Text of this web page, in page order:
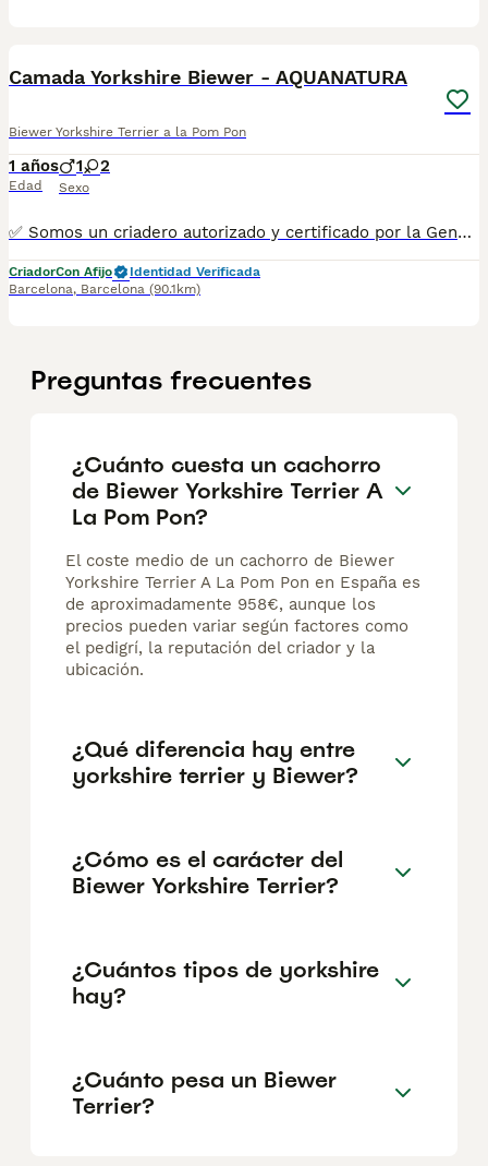
Camada Yorkshire Biewer - AQUANATURA
Biewer Yorkshire Terrier a la Pom Pon
1 años
Edad
1 2
Sexo
✅ Somos un criadero autorizado y certificado por la Generalitat de Catalunya. ☎️ 933095977 📱 685878504 💻 www.aquanatura.es 🚙 Hacemos envíos Se entregan con la mayoría de sus vacunas, desparasitados interna y externamente, con microchip y su registro, cartilla sanitaria y contrato de garantías, bajo la supervisión de nuestro equipo veterinario.
CriadorCon Afijo
Identidad Verificada
Barcelona, Barcelona (90.1km)
Preguntas frecuentes
¿Cuánto cuesta un cachorro
de Biewer Yorkshire Terrier A
La Pom Pon?
El coste medio de un cachorro de Biewer
Yorkshire Terrier A La Pom Pon en España es
de aproximadamente 958€, aunque los
precios pueden variar según factores como
el pedigrí, la reputación del criador y la
ubicación.
¿Qué diferencia hay entre
yorkshire terrier y Biewer?
¿Cómo es el carácter del
Biewer Yorkshire Terrier?
¿Cuántos tipos de yorkshire
hay?
¿Cuánto pesa un Biewer
Terrier?